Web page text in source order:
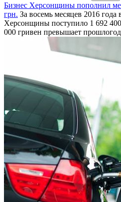
Бизнес Херсонщины пополнил
грн. За восемь месяцев 2016
Херсонщины поступило 1 692
000 гривен превышает